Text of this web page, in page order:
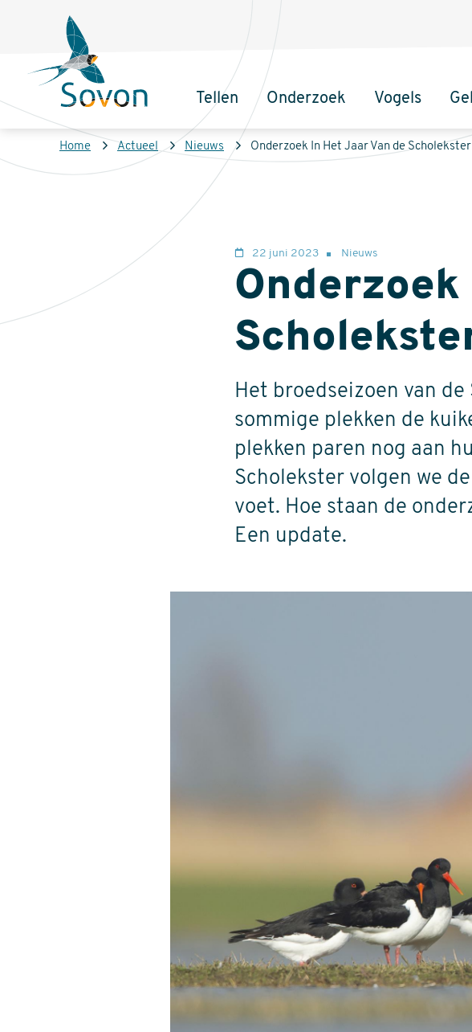
inhoud
Sovon
Homepage
Hoofdnavigatie
Tellen Onderzoek Vogels
Kruimelpad
Home Actueel Nieuws Onderzoek In Het Jaar Van de Scholekster
22 juni 2023 Nieuws
Het broedseizoen van
sommige plekken de
plekken paren nog aan
Scholekster volgen we
voet. Hoe staan de
Een update.